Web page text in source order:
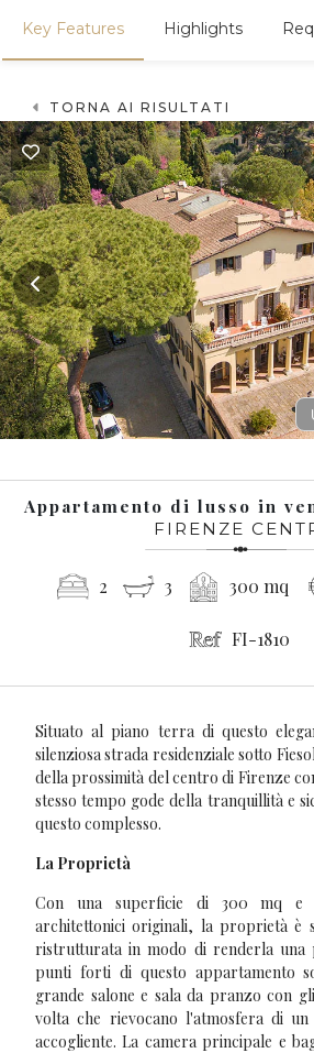
TORNA AI RISULTATI
Appartamento di lusso in
FIRENZE
2 3 300 mq
FI-1810
Key Features Highlights
Situato al piano terra di questo
silenziosa strada residenziale sotto
della prossimità del centro di Firenze
stesso tempo gode della tranquillità e
questo complesso.
La Proprietà
Con una superficie di 300 mq e
architettonici originali, la proprietà è
ristrutturata in modo di renderla una
punti forti di questo appartamento
grande salone e sala da pranzo con
volta che rievocano l'atmosfera di un
accogliente. La camera principale e